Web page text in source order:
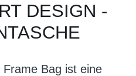
DESIGN -
Bag ist eine